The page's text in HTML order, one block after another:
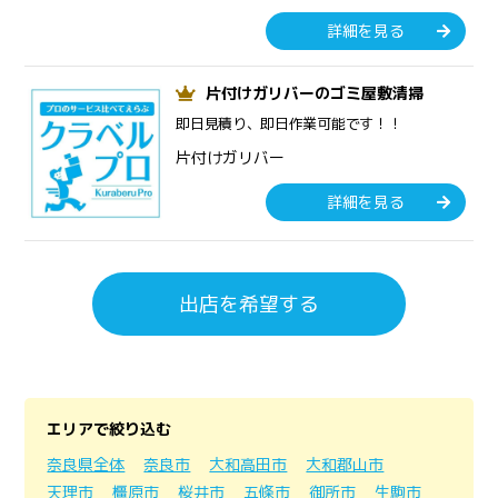
詳細を見る
片付けガリバーのゴミ屋敷清掃
即日見積り、即日作業可能です！！
片付けガリバー
詳細を見る
出店を希望する
エリアで絞り込む
奈良県全体
奈良市 大和高田市
大和郡山市
天理市
橿原市 桜井市 五條市 御所市 生駒市